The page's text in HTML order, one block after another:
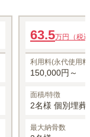
1名あたりの価格
※最大2名
63.5万円（税
利用料(永代使用
150,000円～
面積/特徴
2名様 個別埋葬
最大納骨数